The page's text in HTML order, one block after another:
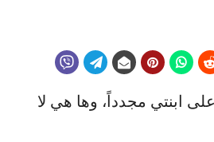
ابنتي مجدداً، وها هي لا